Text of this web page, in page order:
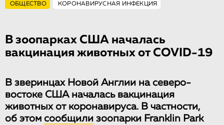
ОБЩЕСТВО КОРОНАВИРУСНАЯ ИНФЕКЦИЯ
В зоопарках США началась
вакцинация животных от COVID-19
В зверинцах Новой Англии на северо-
востоке США началась вакцинация
животных от коронавируса. В частности,
об этом сообщили зоопарки Franklin Park